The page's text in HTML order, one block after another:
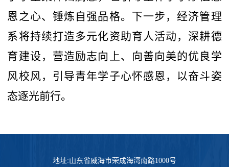
恩之心、锤炼自强品格。下一步，经济管理
系将持续打造多元化资助育人活动，深耕德
育建设，营造励志向上、向善向美的优良学
风校风，引导青年学子心怀感恩，以奋斗姿
态逐光前行。
地址:山东省威海市荣成海湾南路1000号